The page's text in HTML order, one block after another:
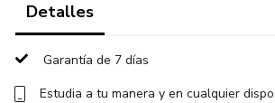
Detalles
Garantía de 7 días
Estudia a tu manera y en cualquier